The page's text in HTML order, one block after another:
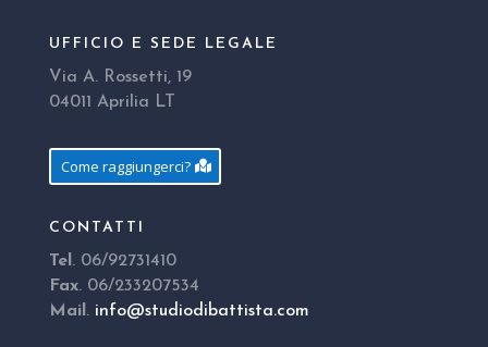
UFFICIO E SEDE LEGALE
Via A. Rossetti, 19
04011 Aprilia LT
Come raggiungerci?
CONTATTI
Tel . 06/92731410
Fax. 06/233207534
Mail . info@studiodibattista.com